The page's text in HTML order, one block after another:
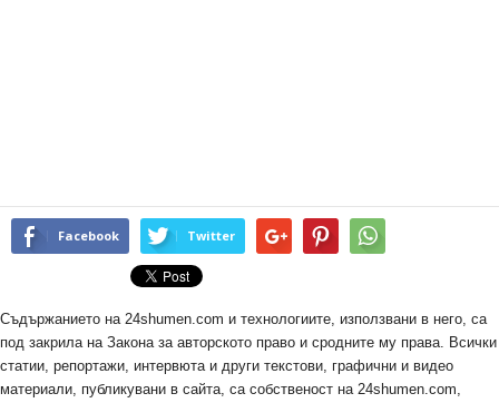
Facebook Twitter
Съдържанието на 24shumen.com и технологиите, използвани в него, са
под закрила на Закона за авторското право и сродните му права. Всички
статии, репортажи, интервюта и други текстови, графични и видео
материали, публикувани в сайта, са собственост на 24shumen.com,